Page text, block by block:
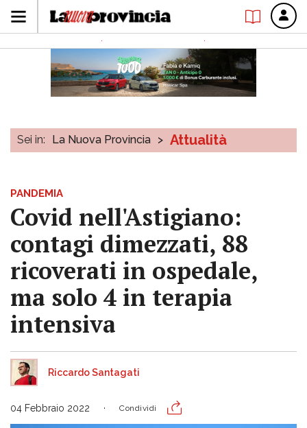
Sei in: La Nuova Provincia > Attualità
PANDEMIA
Covid nell'Astigiano:
contagi dimezzati, 88
ricoverati in ospedale,
ma solo 4 in terapia
intensiva
Riccardo Santagati
04 Febbraio 2022 Condividi